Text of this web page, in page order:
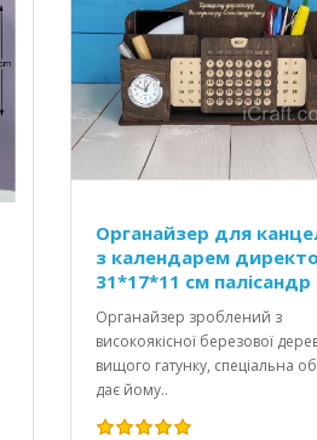
Органайзер для
з календарем
31*17*11 см палісандр
Органайзер зроблений з
високоякісної березової
вищого гатунку, спеціальна
дає йому..